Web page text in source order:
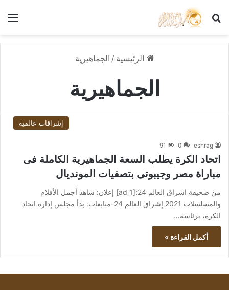
بحث عن
الرئيسية / الجماهيرية
الجماهيرية
إشراقات عالمية
eshrag
0
91
اتحاد الكرة يطلب السعة الجماهيرية الكاملة فى
مباراة مصر وجيبوتى بتصفيات المونديال
من صحيفة اشراق العالم 24:[ad_1] إعلان: شاهد أجمل الأفلام
والمسلسلات 2021 إشراق العالم 24-متابعات: بدأ مجلس إدارة اتحاد
الكرة، برئاسة…
أكمل القراءة »